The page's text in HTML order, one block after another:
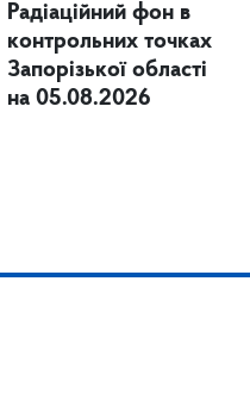
Радіаційний фон в
контрольних точках
Запорізької області
на 05.08.2026